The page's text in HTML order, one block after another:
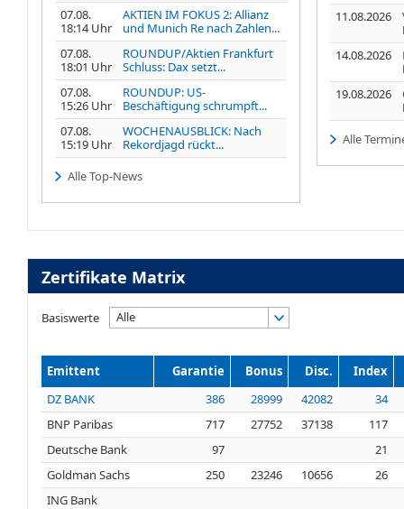
07.08.
18:14 Uhr
AKTIEN IM FOKUS 2: Allianz
und Munich Re nach Zahlen...
07.08.
18:01 Uhr
ROUNDUP/Aktien Frankfurt
Schluss: Dax setzt...
07.08.
15:26 Uhr
ROUNDUP: US-
Beschäftigung schrumpft...
07.08.
15:19 Uhr
WOCHENAUSBLICK: Nach
Rekordjagd rückt...
Alle Top-News
11.08.2026
14.08.2026
19.08.2026
Alle
Zertifikate Matrix
Basiswerte Alle
Emittent Garantie Bonus Disc.
Index
DZ BANK
386 28999 42082
34
BNP Paribas
717 27752 37138
117
Deutsche Bank
97
21
Goldman Sachs
250 23246 10656
26
ING Bank